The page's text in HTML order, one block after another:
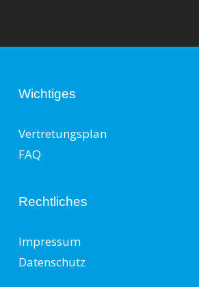
Wichtiges
Vertretungsplan
FAQ
Rechtliches
Impressum
Datenschutz